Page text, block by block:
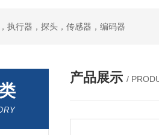
执行器，探头，传感器，编码器
产品展示 /